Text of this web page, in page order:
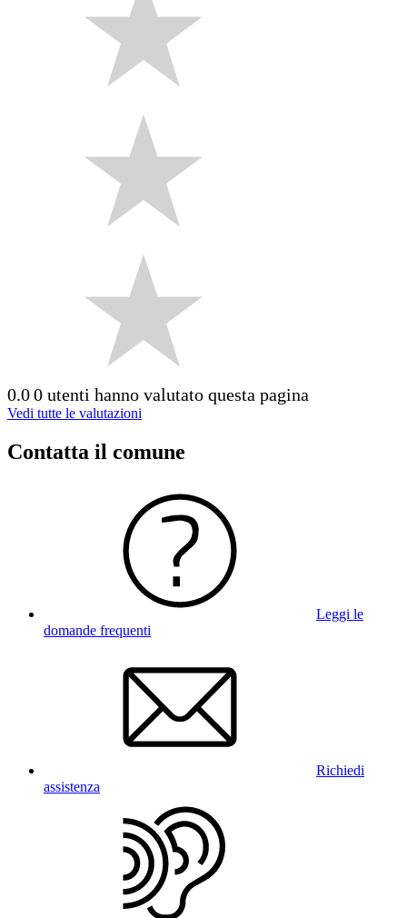
0.00 utenti hanno valutato questa pagina
Vedi tutte le valutazioni
Contatta il comune
Leggi le
domande frequenti
Richiedi
assistenza